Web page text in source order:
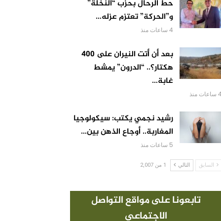
حط الرحال بحزب “النخلة”
و”الحركة” تعتزم عزله…
4 ساعات منذ
بعد أن أتت النيران على 400
هكتار؟.. “الدرون” يمشط
غابة…
منذ
رشيد نجمي يكتب: سيكولوجيا
المغاربة.. أوجاع الذهن بين…
5 ساعات منذ
السابق التالي 1 من 2,007
تابعونا على مواقع التواصل
الاجتماعي